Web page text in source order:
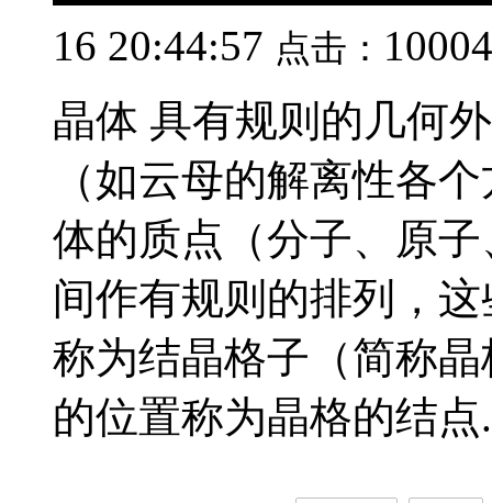
16 20:44:57 点击：
晶体 具有规则的几何
（如云母的解离性各
体的质点（分子、原
间作有规则的排列，
称为结晶格子（简称
的位置称为晶格的结点